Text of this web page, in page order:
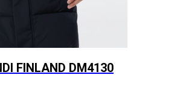
FINLAND DM4130